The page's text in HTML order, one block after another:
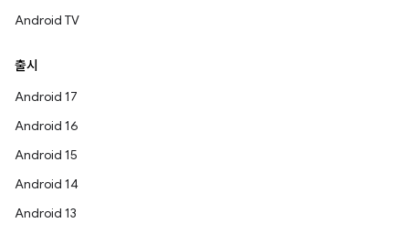
Android TV
출시
Android 17
Android 16
Android 15
Android 14
Android 13